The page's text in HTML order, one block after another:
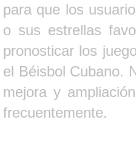
para que los
o sus estrellas
pronosticar los
el Béisbol Cubano.
mejora y
frecuentemente.